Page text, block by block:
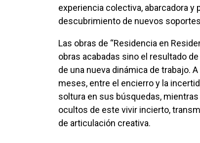
experiencia colectiva, abarcadora y
descubrimiento de nuevos
Las obras de “Residencia en Residencias” forman parte de un proceso. No son
obras acabadas sino el resultado
de una nueva dinámica de trabajo.
meses, entre el encierro y la
soltura en sus búsquedas,
ocultos de este vivir incierto,
de articulación creativa.